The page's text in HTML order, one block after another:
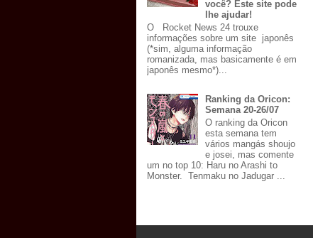
você? Este site pode
lhe ajudar!
O Rocket News 24 trouxe
informações sobre um site japonês
(*sim, alguma informação
romanizada, mas basicamente é em
japonês mesmo*)...
Ranking da Oricon:
Semana 20-26/07
O ranking da Oricon
esta semana tem
vários mangás shoujo
e josei, mas comente
um no top 10: Haru no Arashi to
Monster. Tenmaku no Jadugar ...